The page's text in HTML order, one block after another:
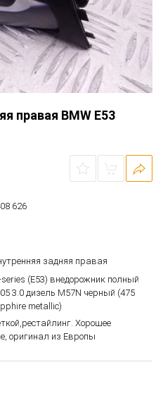
правая BMW E53
626
задняя правая
series (E53) внедорожник полный
3.0 дизель M57N черный (475
metallic)
Хорошее
оригинал из Европы